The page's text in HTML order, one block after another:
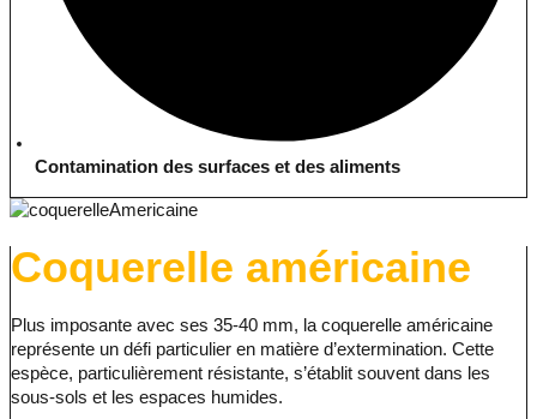
Contamination des surfaces et des aliments
Coquerelle américaine
Plus imposante avec ses 35-40 mm, la coquerelle américaine
représente un défi particulier en matière d’extermination. Cette
espèce, particulièrement résistante, s’établit souvent dans les
sous-sols et les espaces humides.